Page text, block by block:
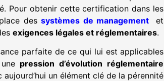
Pour obtenir cette certification dans les
dessystèmes de management
et
exigences légales et réglementaires.
parfaite de ce qui lui est applicables
pression d’évolution réglementaire
un élément clé de la pérennité